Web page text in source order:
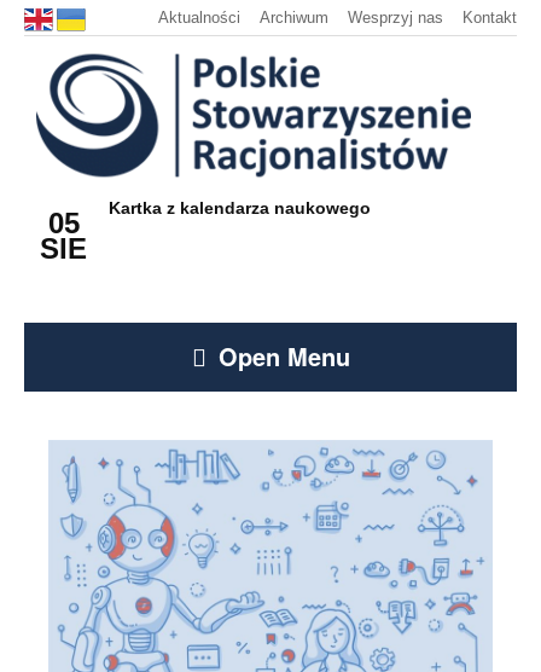
Aktualności Archiwum Wesprzyj nas Kontakt
05
SIE
Kartka z kalendarza naukowego
Open Menu